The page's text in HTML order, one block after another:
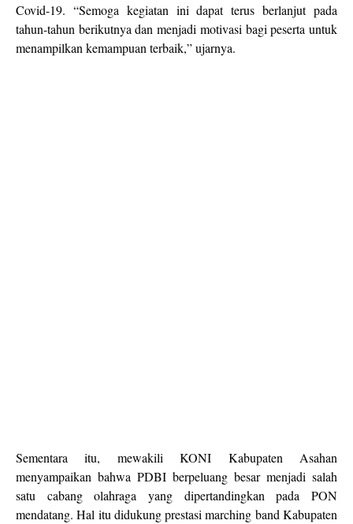
Covid-19. “Semoga kegiatan ini dapat terus berlanjut pada
tahun-tahun berikutnya dan menjadi motivasi bagi peserta untuk
menampilkan kemampuan terbaik,” ujarnya.
Sementara itu, mewakili KONI Kabupaten Asahan
menyampaikan bahwa PDBI berpeluang besar menjadi salah
satu cabang olahraga yang dipertandingkan pada PON
mendatang. Hal itu didukung prestasi marching band Kabupaten